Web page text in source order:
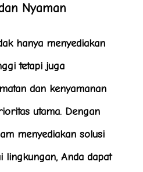
Nyaman
hanya menyediakan
tetapi juga
dan kenyamanan
utama. Dengan
menyediakan solusi
lingkungan, Anda dapat